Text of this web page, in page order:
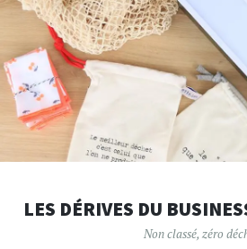
LES DÉRIVES DU
Non classé, zéro